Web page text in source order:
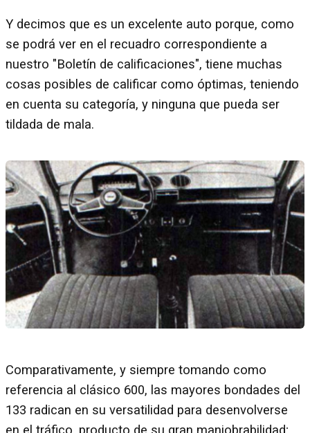
Y decimos que es un excelente auto porque, como
se podrá ver en el recuadro correspondiente a
nuestro "Boletín de calificaciones", tiene muchas
cosas posibles de calificar como óptimas, teniendo
en cuenta su categoría, y ninguna que pueda ser
tildada de mala.
Comparativamente, y siempre tomando como
referencia al clásico 600, las mayores bondades del
133 radican en su versatilidad para desenvolverse